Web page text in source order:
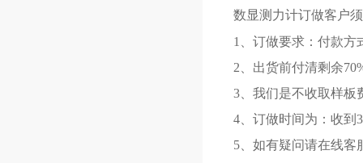
数显测力计订做客户
1、订做要求：付款方
2、出货前付清剩余
3、我们是不收取样板
4、订做时间为：收到
5、如有疑问请在线客